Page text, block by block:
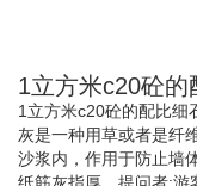
1立方米c20砼的
1立方米c20砼的配比细
灰是一种用草或者是纤
沙浆内，作用于防止墙